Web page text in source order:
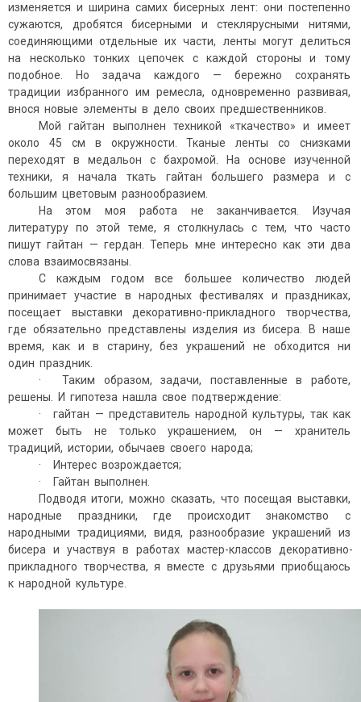
изменяется и ширина самих бисерных лент: они постепенно
сужаются, дробятся бисерными и стеклярусными нитями,
соединяющими отдельные их части, ленты могут делиться
на несколько тонких цепочек с каждой стороны и тому
подобное. Но задача каждого — бережно сохранять
традиции избранного им ремесла, одновременно развивая,
внося новые элементы в дело своих предшественников.
Мой гайтан выполнен техникой «ткачество» и имеет
около 45 см в окружности. Тканые ленты со снизками
переходят в медальон с бахромой. На основе изученной
техники, я начала ткать гайтан большего размера и с
большим цветовым разнообразием.
На этом моя работа не заканчивается. Изучая
литературу по этой теме, я столкнулась с тем, что часто
пишут гайтан — гердан. Теперь мне интересно как эти два
слова взаимосвязаны.
С каждым годом все большее количество людей
принимает участие в народных фестивалях и праздниках,
посещает выставки декоративно-прикладного творчества,
где обязательно представлены изделия из бисера. В наше
время, как и в старину, без украшений не обходится ни
один праздник.
· Таким образом, задачи, поставленные в работе,
решены. И гипотеза нашла свое подтверждение:
· гайтан — представитель народной культуры, так как
может быть не только украшением, он — хранитель
традиций, истории, обычаев своего народа;
· Интерес возрождается;
· Гайтан выполнен.
Подводя итоги, можно сказать, что посещая выставки,
народные праздники, где происходит знакомство с
народными традициями, видя, разнообразие украшений из
бисера и участвуя в работах мастер-классов декоративно-
прикладного творчества, я вместе с друзьями приобщаюсь
к народной культуре.